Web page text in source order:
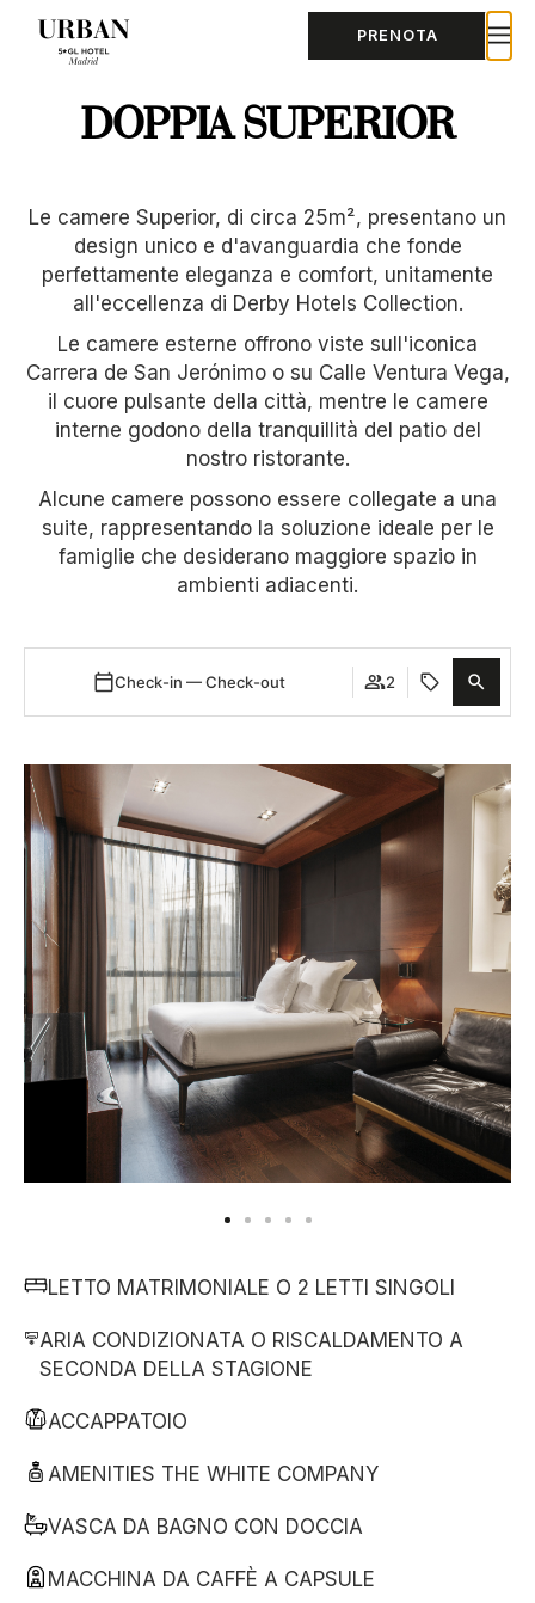
PRENOTA
DOPPIA SUPERIOR
Le camere Superior, di circa 25m², presentano un
design unico e d'avanguardia che fonde
perfettamente eleganza e comfort, unitamente
all'eccellenza di Derby Hotels Collection.
Le camere esterne offrono viste sull'iconica
Carrera de San Jerónimo o su Calle Ventura Vega,
il cuore pulsante della città, mentre le camere
interne godono della tranquillità del patio del
nostro ristorante.
Alcune camere possono essere collegate a una
suite, rappresentando la soluzione ideale per le
famiglie che desiderano maggiore spazio in
ambienti adiacenti.
Check-in — Check-out 2
LETTO MATRIMONIALE O 2 LETTI SINGOLI
ARIA CONDIZIONATA O RISCALDAMENTO A
SECONDA DELLA STAGIONE
ACCAPPATOIO
AMENITIES THE WHITE COMPANY
VASCA DA BAGNO CON DOCCIA
MACCHINA DA CAFFÈ A CAPSULE